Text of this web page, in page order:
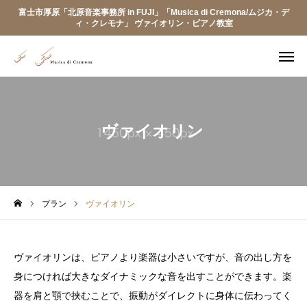
富士市厚原「北原音楽事務所 in FUJI」「Musica di Cremona/ムジカ・デ
ィ・クレモナ」 ヴァイオリン・ピアノ教室
ヴァイオリン
プラン ヴァイオリン
ヴァイオリンは、ピアノより楽器は小さいですが、音の出し方を
身につければ大きなダイナミックな音を出すことができます。楽
器を肩と顎で挟むことで、振動がダイレクトに身体に伝わってく
お問い合わせ
講師プロフィール
お知らせ